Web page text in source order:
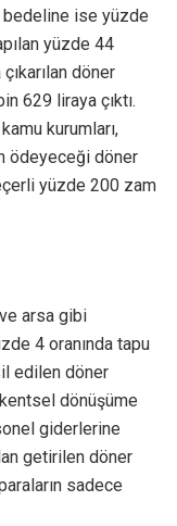
bedeline ise yüzde
yüzde 44
döner
629 liraya çıktı.
kurumları,
ödeyeceği döner
yüzde 200 zam
arsa gibi
4 oranında tapu
edilen döner
dönüşüme
giderlerine
getirilen döner
sadece